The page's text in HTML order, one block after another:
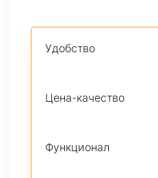
Удобство
Цена-качество
Функционал